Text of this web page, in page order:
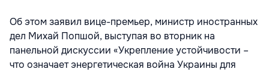
Об этом заявил вице-премьер, министр иностранных
дел Михай Попшой, выступая во вторник на
панельной дискуссии «Укрепление устойчивости –
что означает энергетическая война Украины для